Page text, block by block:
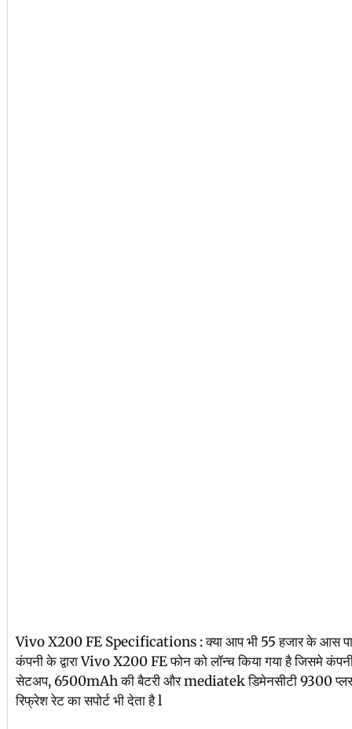
Vivo X200 FE Specifications : क्या आप भी 55 हजार के आस पास
कंपनी के द्वारा Vivo X200 FE फोन को लॉन्च किया गया है जिसमे कंपनी
सेटअप, 6500mAh की बैटरी और mediatek डिमेनसीटी 9300
रिफ्रेश रेट का सपोर्ट भी देता है l